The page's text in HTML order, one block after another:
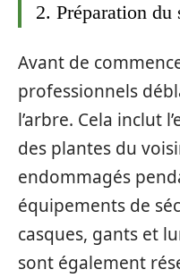
2. Préparation du
Avant de
professionnels
l’arbre. Cela inclut
des plantes du
endommagés
équipements de
casques, gants et
sont également